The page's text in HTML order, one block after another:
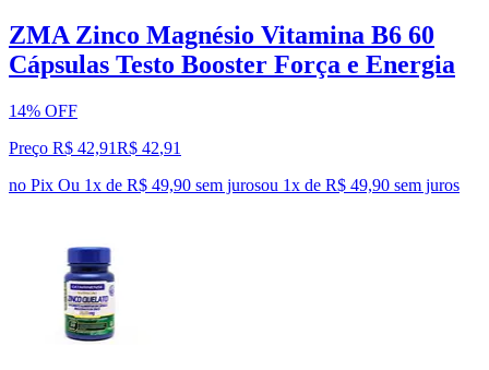
ZMA Zinco Magnésio Vitamina B6 60
Cápsulas Testo Booster Força e Energia
14% OFF
Preço R$ 42,91R$ 42,91
no Pix Ou 1x de R$ 49,90 sem jurosou 1x de R$ 49,90 sem juros